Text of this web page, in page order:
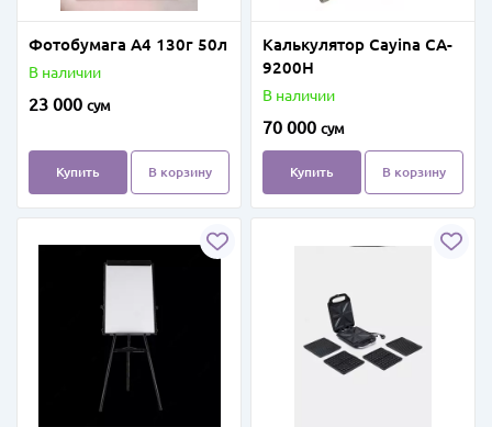
Фотобумага А4 130г 50л
В наличии
23 000 сум
Купить В корзину
Калькулятор Cayina CA-
9200H
В наличии
70 000 сум
Купить В корзину